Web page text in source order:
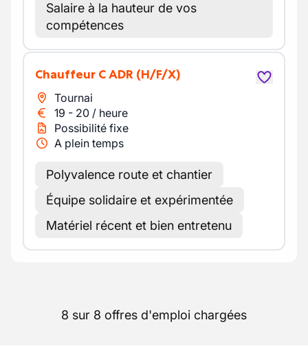
Salaire à la hauteur de vos
compétences
Chauffeur C ADR (H/F/X)
Tournai
19 - 20 / heure
Possibilité fixe
A plein temps
Polyvalence route et chantier
Équipe solidaire et expérimentée
Matériel récent et bien entretenu
8 sur 8 offres d'emploi chargées